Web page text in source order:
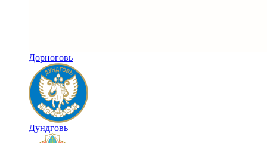
Дорноговь
Дундговь